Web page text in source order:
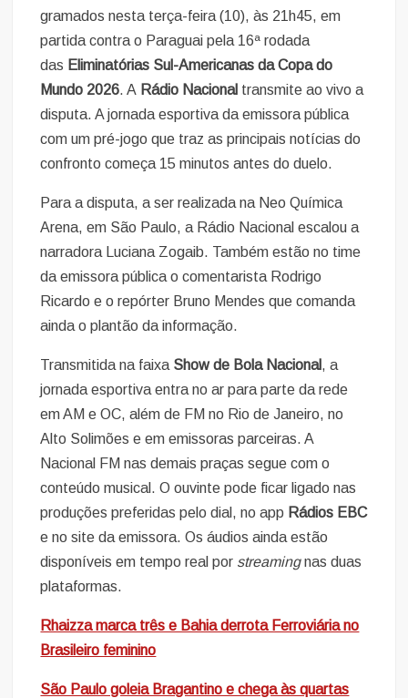
gramados nesta terça-feira (10), às 21h45, em
partida contra o Paraguai pela 16ª rodada
das Eliminatórias Sul-Americanas da Copa do
Mundo 2026. A Rádio Nacional transmite ao vivo a
disputa. A jornada esportiva da emissora pública
com um pré-jogo que traz as principais notícias do
confronto começa 15 minutos antes do duelo.
Para a disputa, a ser realizada na Neo Química
Arena, em São Paulo, a Rádio Nacional escalou a
narradora Luciana Zogaib. Também estão no time
da emissora pública o comentarista Rodrigo
Ricardo e o repórter Bruno Mendes que comanda
ainda o plantão da informação.
Transmitida na faixa Show de Bola Nacional, a
jornada esportiva entra no ar para parte da rede
em AM e OC, além de FM no Rio de Janeiro, no
Alto Solimões e em emissoras parceiras. A
Nacional FM nas demais praças segue com o
conteúdo musical. O ouvinte pode ficar ligado nas
produções preferidas pelo dial, no app Rádios EBC
e no site da emissora. Os áudios ainda estão
disponíveis em tempo real por streamingnas duas
plataformas.
Rhaizza marca três e Bahia derrota Ferroviária no
Brasileiro feminino
São Paulo goleia Bragantino e chega às quartas